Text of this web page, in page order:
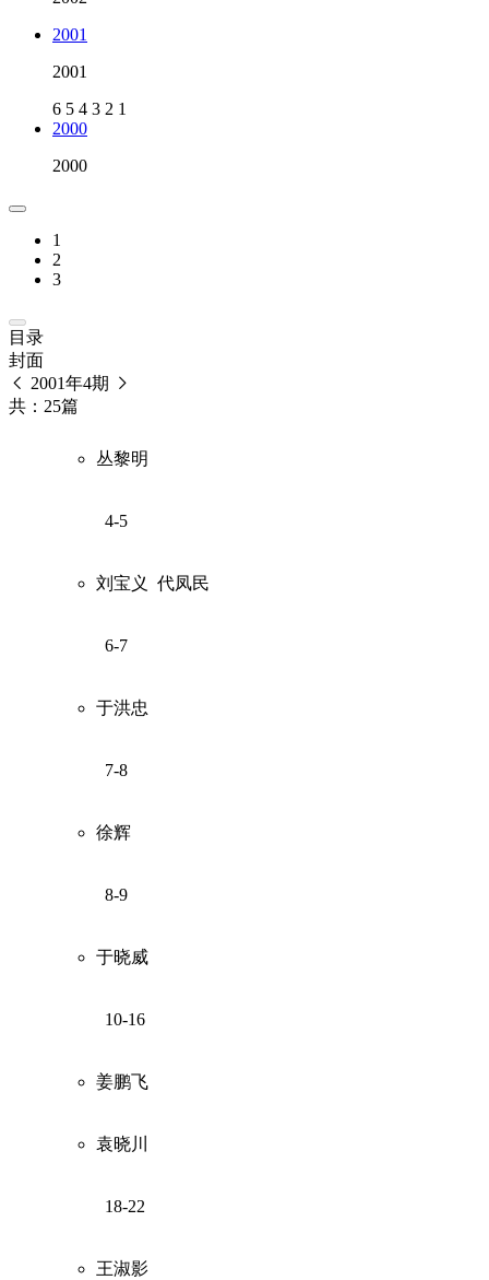
2001
2001
6 5 4 3 2 1
2000
2000
1
2
3
目录
封面
2001年4期
共：25篇
丛黎明
4-5
刘宝义 代凤民
6-7
于洪忠
7-8
徐辉
8-9
于晓威
10-16
姜鹏飞
袁晓川
18-22
王淑影